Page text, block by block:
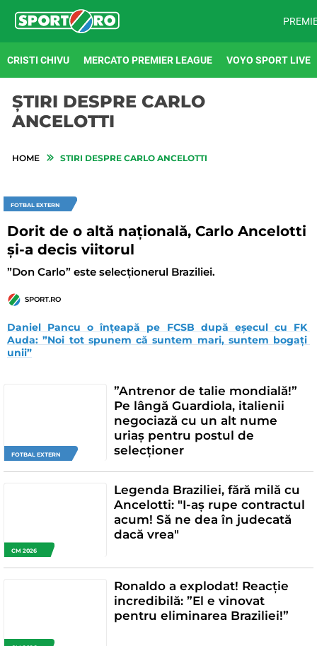
CRISTI CHIVU MERCATO PREMIER LEAGUE VOYO SPORT LIVE
ȘTIRI DESPRE CARLO
ANCELOTTI
HOME STIRI DESPRE CARLO ANCELOTTI
FOTBAL EXTERN
Dorit de o altă națională, Carlo Ancelotti
și-a decis viitorul
”Don Carlo” este selecționerul Braziliei.
SPORT.RO
Daniel Pancu o înțeapă pe FCSB după eșecul cu FK
Auda: ”Noi tot spunem că suntem mari, suntem bogați
unii”
FOTBAL EXTERN
”Antrenor de talie mondială!”
Pe lângă Guardiola, italienii
negociază cu un alt nume
uriaș pentru postul de
selecționer
CM 2026
Legenda Braziliei, fără milă cu
Ancelotti: "I-aș rupe contractul
acum! Să ne dea în judecată
dacă vrea"
Ronaldo a explodat! Reacție
incredibilă: ”El e vinovat
pentru eliminarea Braziliei!”